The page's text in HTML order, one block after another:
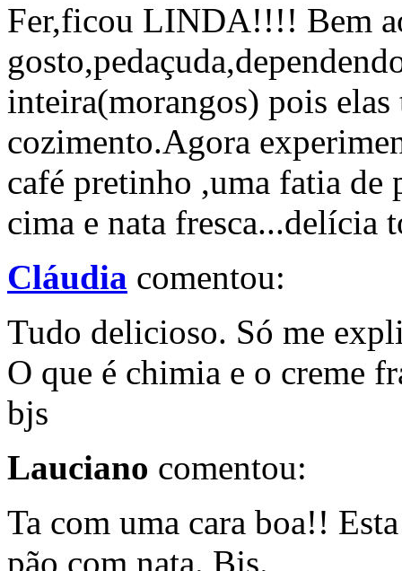
Fer,ficou LINDA!!!! Bem
inteira(morangos) pois elas
cozimento.Agora
café pretinho ,uma fatia de
cima e nata fresca...delícia
Cláudia comentou:
Tudo delicioso. Só me
O que é chimia e o creme
bjs
Lauciano comentou:
Ta com uma cara boa!!
pão com nata. Bjs.